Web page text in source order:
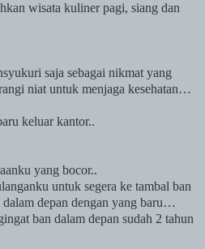
wisata kuliner pagi, siang dan
saja sebagai nikmat yang
niat untuk menjaga kesehatan…
keluar kantor..
yang bocor..
untuk segera ke tambal ban
depan dengan yang baru…
ban dalam depan sudah 2 tahun